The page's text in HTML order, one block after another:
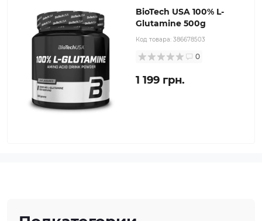
BioTech USA 100% L-
Glutamine 500g
Код товара: 386678503
0
1 199 грн.